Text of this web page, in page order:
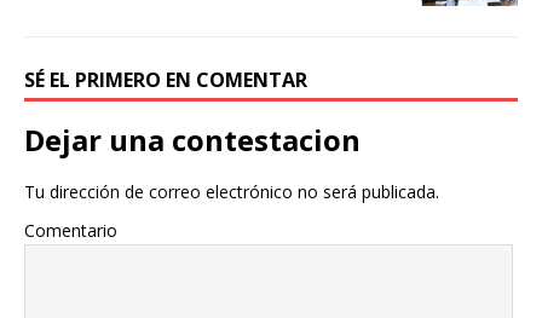
SÉ EL PRIMERO EN COMENTAR
Dejar una contestacion
Tu dirección de correo electrónico no será publicada.
Comentario